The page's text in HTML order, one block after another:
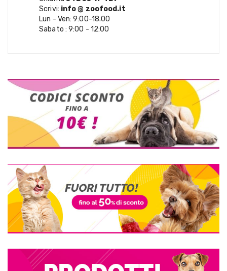
Scrivi: info @ zoofood.it
Lun - Ven: 9:00-18.00
Sabato : 9:00 - 12:00